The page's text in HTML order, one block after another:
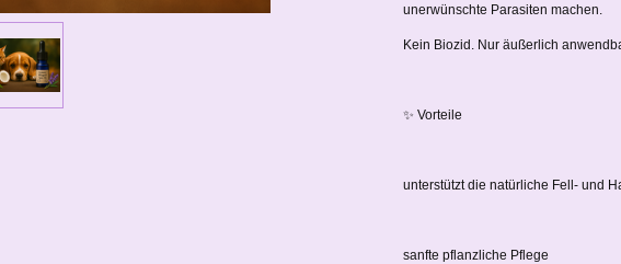
unerwünschte Parasiten machen.
Kein Biozid. Nur äußerlich
✨ Vorteile
unterstützt die natürliche Fell- und
sanfte pflanzliche Pflege